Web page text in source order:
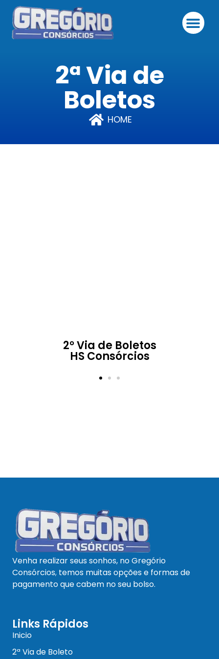
2ª Via de
Boletos
HOME
2° Via de Boletos
HS Consórcios
Venha realizar seus sonhos, no Gregório
Consórcios, temos muitas opções e formas de
pagamento que cabem no seu bolso.
Links Rápidos
Inicio
2ª Via de Boleto